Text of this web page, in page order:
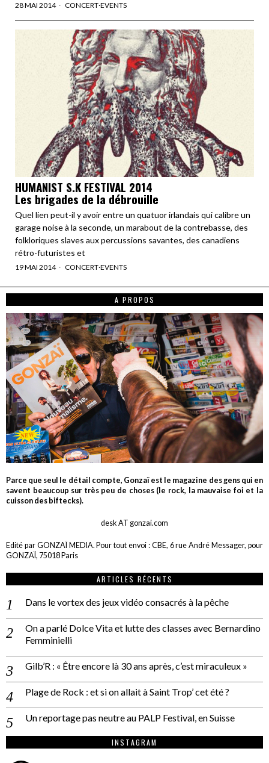
28 MAI 2014 CONCERT·EVENTS
HUMANIST S.K FESTIVAL 2014
Les brigades de la débrouille
Quel lien peut-il y avoir entre un quatuor irlandais qui calibre un
garage noise à la seconde, un marabout de la contrebasse, des
folkloriques slaves aux percussions savantes, des canadiens
rétro-futuristes et
19 MAI 2014 CONCERT·EVENTS
A PROPOS
Parce que seul le détail compte, Gonzaï est le magazine des gens qui en
savent beaucoup sur très peu de choses (le rock, la mauvaise foi et la
cuisson des biftecks).
desk AT gonzai.com
Edité par GONZAÏ MEDIA. Pour tout envoi : CBE, 6 rue André Messager, pour
GONZAÏ, 75018 Paris
ARTICLES RÉCENTS
Dans le vortex des jeux vidéo consacrés à la pêche
On a parlé Dolce Vita et lutte des classes avec Bernardino
Femminielli
Gilb’R : « Être encore là 30 ans après, c’est miraculeux »
Plage de Rock : et si on allait à Saint Trop’ cet été ?
Un reportage pas neutre au PALP Festival, en Suisse
INSTAGRAM